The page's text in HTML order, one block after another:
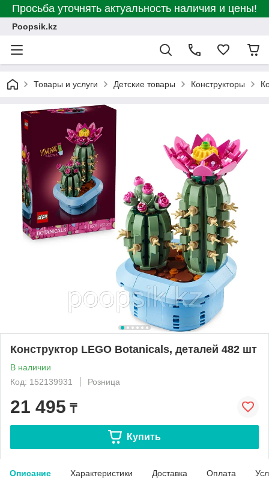
Просьба уточнять актуальность наличия и цены!
Poopsik.kz
Товары и услуги Детские товары Конструкторы
Конструктор LEGO Botanicals, деталей 482 шт
В наличии
Код: 152139931
Розница
21 495 ₸
Купить
Описание Характеристики Доставка Оплата